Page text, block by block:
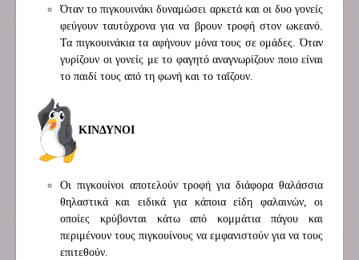
Όταν το πιγκουινάκι δυναμώσει αρκετά και οι δυο γονείς
φεύγουν ταυτόχρονα για να βρουν τροφή στον ωκεανό.
Τα πιγκουινάκια τα αφήνουν μόνα τους σε ομάδες. Όταν
γυρίζουν οι γονείς με το φαγητό αναγνωρίζουν ποιο είναι
το παιδί τους από τη φωνή και το ταΐζουν.
ΚΙΝΔΥΝΟΙ
Οι πιγκουίνοι αποτελούν τροφή για διάφορα θαλάσσια
θηλαστικά και ειδικά για κάποια είδη φαλαινών, οι
οποίες κρύβονται κάτω από κομμάτια πάγου και
περιμένουν τους πιγκουίνους να εμφανιστούν για να τους
επιτεθούν.